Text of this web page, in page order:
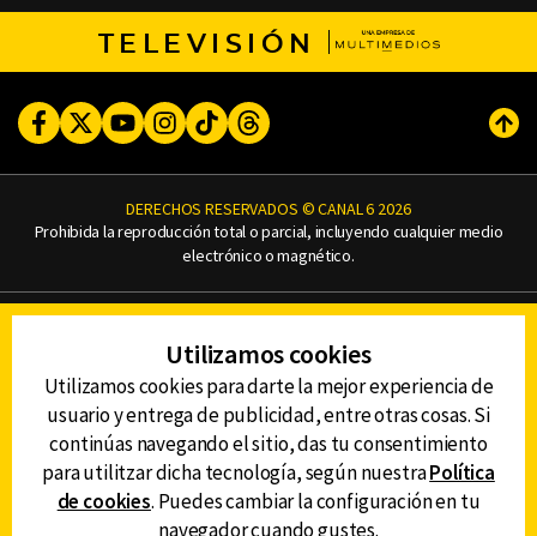
TELEVISIÓN
FacebookTwitterYoutubeInstagram
TikTokThreads
DERECHOS RESERVADOS © CANAL 6 2026
Prohibida la reproducción total o parcial, incluyendo cualquier medio
electrónico o magnético.
AVISO DE PRIVACIDAD
AVISO LEGAL
DEFENSORÍA DE LAS AUDIENCIAS
DESCARGA LA APP DE CANAL 6
Utilizamos cookies
Utilizamos cookies para darte la mejor experiencia de
usuario y entrega de publicidad, entre otras cosas. Si
continúas navegando el sitio, das tu consentimiento
para utilitzar dicha tecnología, según nuestraPolítica
de cookies. Puedes cambiar la configuración en tu
navegador cuando gustes.